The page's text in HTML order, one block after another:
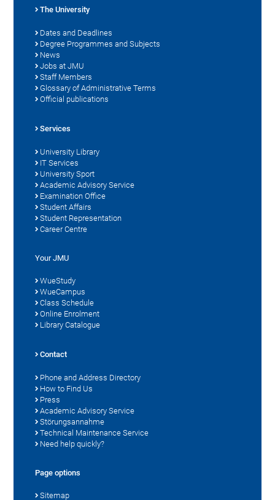
The University
Dates and Deadlines
Degree Programmes and Subjects
News
Jobs at JMU
Staff Members
Glossary of Administrative Terms
Official publications
Services
University Library
IT Services
University Sport
Academic Advisory Service
Examination Office
Student Affairs
Student Representation
Career Centre
Your JMU
WueStudy
WueCampus
Class Schedule
Online Enrolment
Library Catalogue
Contact
Phone and Address Directory
How to Find Us
Press
Academic Advisory Service
Störungsannahme
Technical Maintenance Service
Need help quickly?
Page options
Sitemap